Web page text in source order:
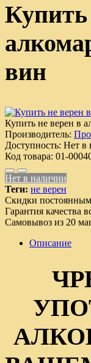
Купить
вин
Купить не верен в
Производитель:
Доступность: Нет в
Код товара: 01-
Нет в наличии
Теги: не верен
Скидки
Гарантия качества
Самовывоз из 20
Описание